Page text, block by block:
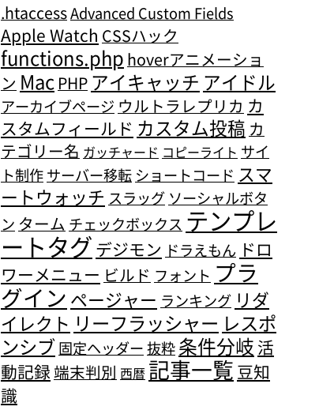
.htaccessAdvanced Custom Fields
Apple Watch CSSハック
functions.php hoverアニメーショ
ン Mac PHP アイキャッチ アイドル
アーカイブページ ウルトラレプリカ カ
スタムフィールド カスタム投稿 カ
テゴリー名 ガッチャード コピーライト サイ
ト制作サーバー移転 ショートコード スマ
ートウォッチ スラッグ ソーシャルボタ
ン ターム チェックボックス テンプレ
ートタグ デジモン ドラえもん ドロ
ワーメニュー ビルド フォント プラ
グイン ページャー ランキング リダ
イレクト リーフラッシャー レスポ
ンシブ固定ヘッダー抜粋条件分岐 活
動記録端末判別 西暦 記事一覧 豆知
識